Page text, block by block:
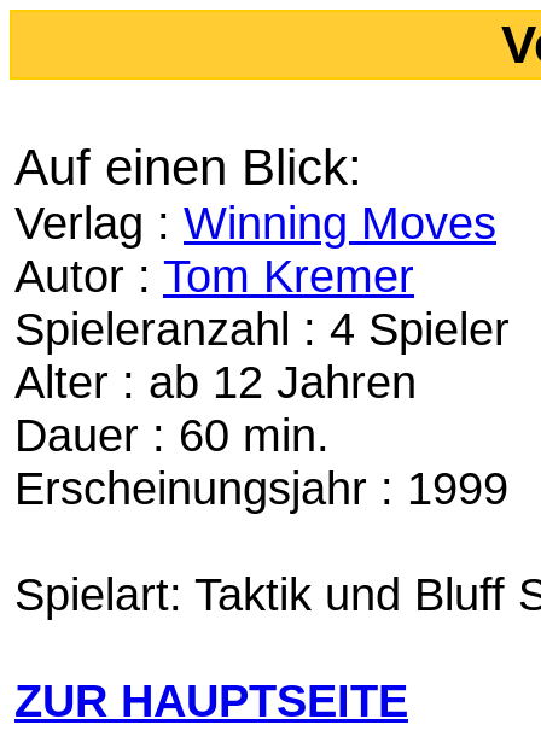
Auf einen Blick:
Verlag : Winning Moves
Autor : Tom Kremer
Spieleranzahl : 4 Spieler
Alter : ab 12 Jahren
Dauer : 60 min.
Erscheinungsjahr : 1999
Spielart: Taktik und Bluff
ZUR HAUPTSEITE